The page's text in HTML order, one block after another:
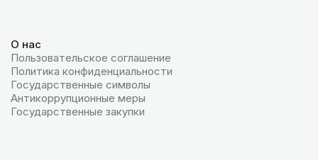
О нас
Пользовательское соглашение
Политика конфиденциальности
Государственные символы
Антикоррупционные меры
Государственные закупки